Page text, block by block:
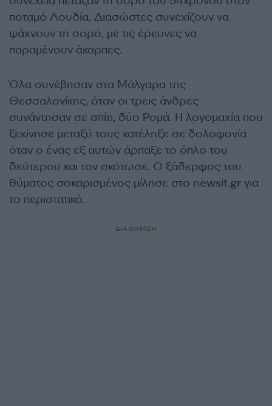
ποταμό Λουδία. Διασώστες συνεχίζουν να
ψάχνουν τη σορό, με τις έρευνες να
παραμένουν άκαρπες.
Όλα συνέβησαν στα Μάλγαρα της
Θεσσαλονίκης, όταν οι τρεις άνδρες
συνάντησαν σε σπίτι, δύο Ρομά. Η λογομαχία που
ξεκίνησε μεταξύ τους κατέληξε σε δολοφονία
όταν ο ένας εξ αυτών άρπαξε το όπλο του
δεύτερου και τον σκότωσε. Ο ξάδερφος του
θύματος σοκαρισμένος μίλησε στο newsit.gr για
το περιστατικό.
ΔΙΑΦΗΜΙΣΗ